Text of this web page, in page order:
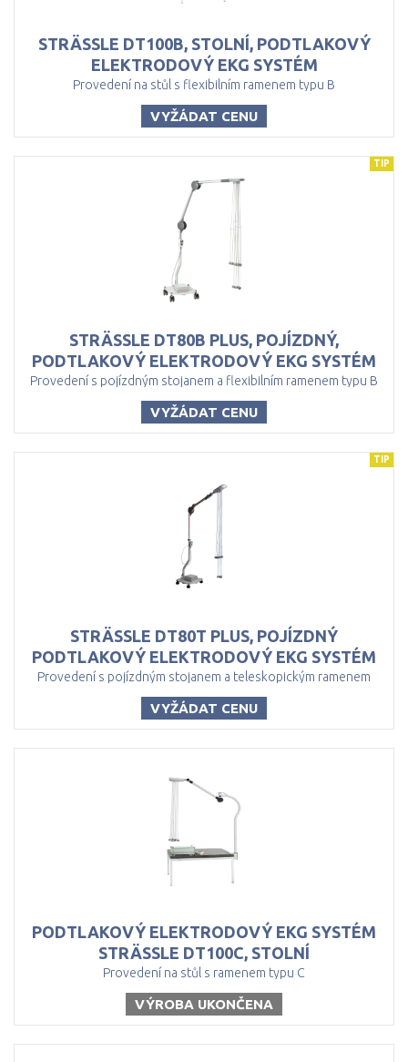
STRÄSSLE DT100B, STOLNÍ, PODTLAKOVÝ
ELEKTRODOVÝ EKG SYSTÉM
Provedení na stůl s flexibilním ramenem typu B
VYŽÁDAT CENU
STRÄSSLE DT80B PLUS, POJÍZDNÝ,
PODTLAKOVÝ ELEKTRODOVÝ EKG SYSTÉM
Provedení s pojízdným stojanem a flexibilním ramenem typu B
VYŽÁDAT CENU
TIP
STRÄSSLE DT80T PLUS, POJÍZDNÝ
PODTLAKOVÝ ELEKTRODOVÝ EKG SYSTÉM
Provedení s pojízdným stojanem a teleskopickým ramenem
VYŽÁDAT CENU
TIP
PODTLAKOVÝ ELEKTRODOVÝ EKG SYSTÉM
STRÄSSLE DT100C, STOLNÍ
Provedení na stůl s ramenem typu C
VÝROBA UKONČENA